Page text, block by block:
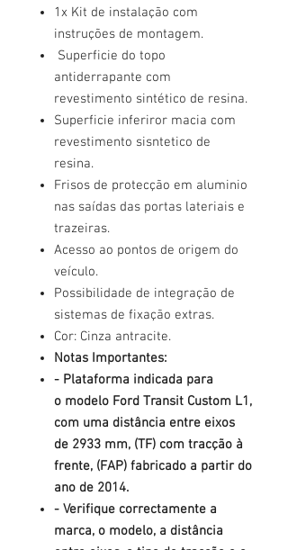
1x Kit de instalação com
instruções de montagem.
Superficie do topo
antiderrapante com
revestimento sintético de resina.
Superficie inferiror macia com
revestimento sisntetico de
resina.
Frisos de protecção em aluminio
nas saídas das portas lateriais e
trazeiras.
Acesso ao pontos de origem do
veículo.
Possibilidade de integração de
sistemas de fixação extras.
Cor: Cinza antracite.
Notas Importantes:
- Plataforma indicada para
o modelo Ford Transit Custom L1,
com uma distância entre eixos
de 2933 mm, (TF) com tracção à
frente, (FAP) fabricado a partir do
ano de 2014.
- Verifique correctamente a
marca, o modelo, a distância